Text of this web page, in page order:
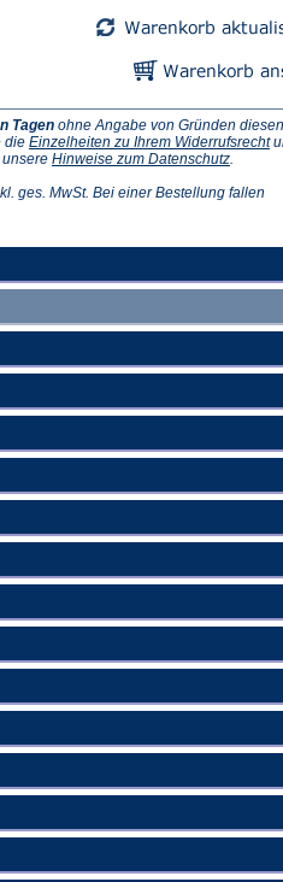
Tagen ohne Angabe von Gründen diesen
die Einzelheiten zu Ihrem Widerrufsrecht
unsere Hinweise zum Datenschutz(Öffnet
einem
ges. MwSt. Bei einer Bestellung fallen